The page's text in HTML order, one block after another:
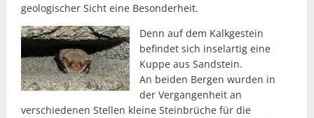
geologischer Sicht eine Besonderheit.
Denn auf dem Kalkgestein
befindet sich inselartig eine
Kuppe aus Sandstein.
An beiden Bergen wurden in
der Vergangenheit an
verschiedenen Stellen kleine Steinbrüche für die